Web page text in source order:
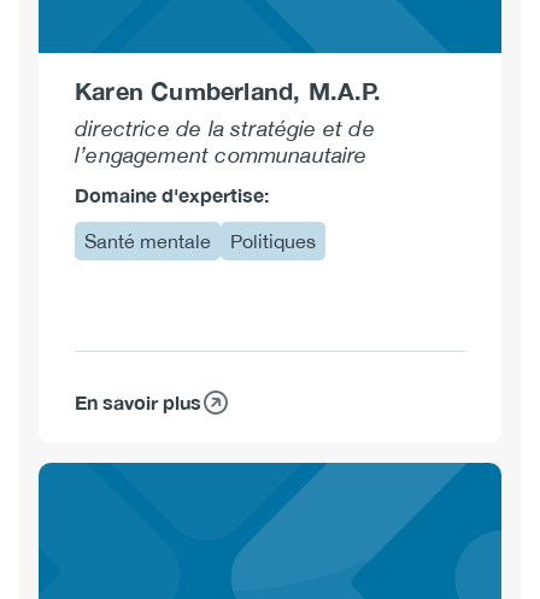
Karen Cumberland, M.A.P.
directrice de la stratégie et de
l’engagement communautaire
Domaine d'expertise:
Santé mentale Politiques
En savoir plus
sur